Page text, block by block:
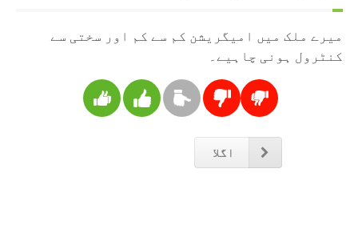
میرے ملک میں امیگریشن کم سے کم اور سختی سے
کنٹرول ہونی چاہیے۔
اگلا